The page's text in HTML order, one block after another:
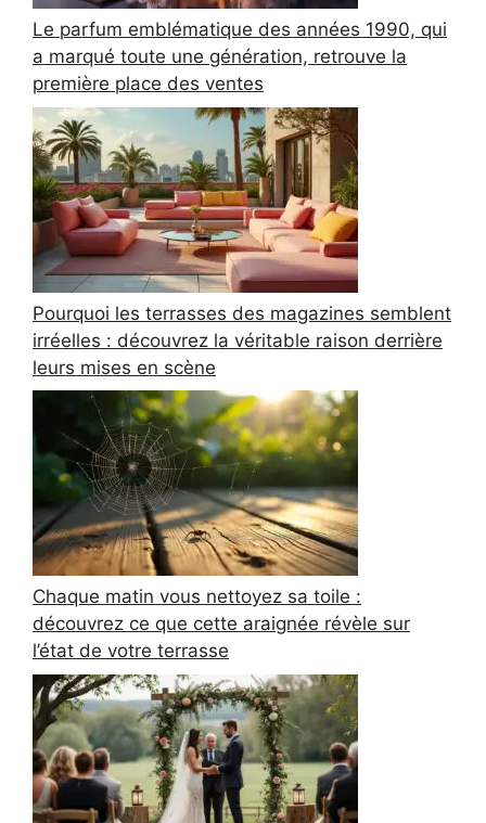
Le parfum emblématique des années 1990, qui
a marqué toute une génération, retrouve la
première place des ventes
Pourquoi les terrasses des magazines semblent
irréelles : découvrez la véritable raison derrière
leurs mises en scène
Chaque matin vous nettoyez sa toile :
découvrez ce que cette araignée révèle sur
l’état de votre terrasse